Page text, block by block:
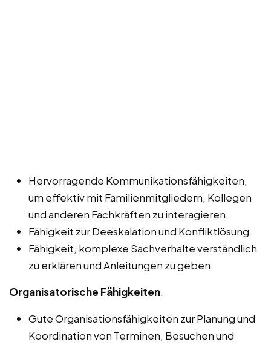
Hervorragende Kommunikationsfähigkeiten,
um effektiv mit Familienmitgliedern, Kollegen
und anderen Fachkräften zu interagieren.
Fähigkeit zur Deeskalation und Konfliktlösung.
Fähigkeit, komplexe Sachverhalte verständlich
zu erklären und Anleitungen zu geben.
Organisatorische Fähigkeiten:
Gute Organisationsfähigkeiten zur Planung und
Koordination von Terminen, Besuchen und